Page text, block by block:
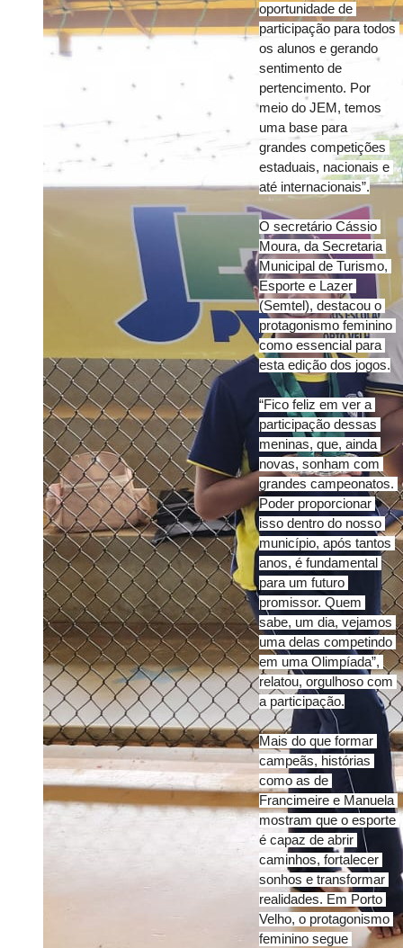
oportunidade de
participação para todos
os alunos e gerando
sentimento de
pertencimento. Por
meio do JEM, temos
uma base para
grandes competições
estaduais, nacionais e
até internacionais”.
O secretário Cássio
Moura, da Secretaria
Municipal de Turismo,
Esporte e Lazer
(Semtel), destacou o
protagonismo feminino
como essencial para
esta edição dos jogos.
“Fico feliz em ver a
participação dessas
meninas, que, ainda
novas, sonham com
grandes campeonatos.
Poder proporcionar
isso dentro do nosso
município, após tantos
anos, é fundamental
para um futuro
promissor. Quem
sabe, um dia, vejamos
uma delas competindo
em uma Olimpíada”,
relatou, orgulhoso com
a participação.
Mais do que formar
campeãs, histórias
como as de
Francimeire e Manuela
mostram que o esporte
é capaz de abrir
caminhos, fortalecer
sonhos e transformar
realidades. Em Porto
Velho, o protagonismo
feminino segue